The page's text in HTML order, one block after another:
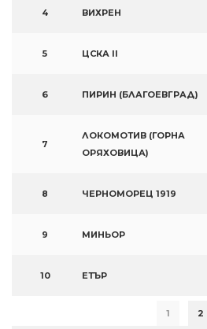
4 ВИХРЕН
5 ЦСКА II
6 ПИРИН (БЛАГОЕВГРАД)
7
ЛОКОМОТИВ (ГОРНА
ОРЯХОВИЦА)
8 ЧЕРНОМОРЕЦ 1919
9 МИНЬОР
10 ЕТЪР
1 2